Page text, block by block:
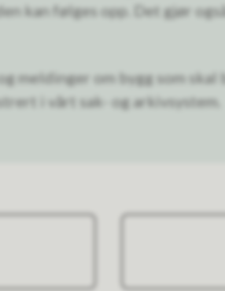
kan følges opp. Det gjør
meldinger om bygg som skal
i vårt sak- og arkivsystem.